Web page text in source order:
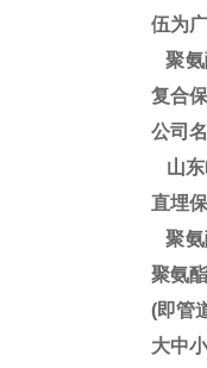
伍为
聚氨
复合
公司
山东
直埋
聚氨
聚氨
(即管
大中